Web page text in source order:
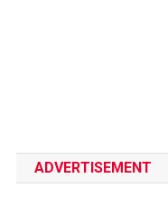
ADVERTISEMENT